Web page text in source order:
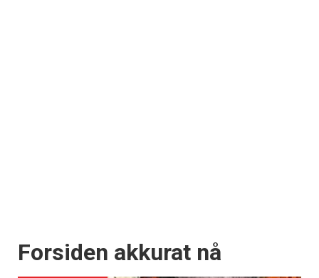
Forsiden akkurat nå